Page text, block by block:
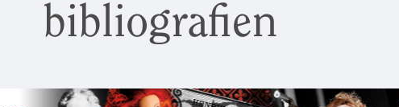
bibliografien